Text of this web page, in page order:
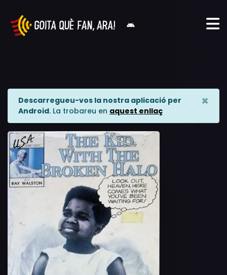
Descarregueu-vos la nostra aplicació per
Android. La trobareu en aquest enllaç
×